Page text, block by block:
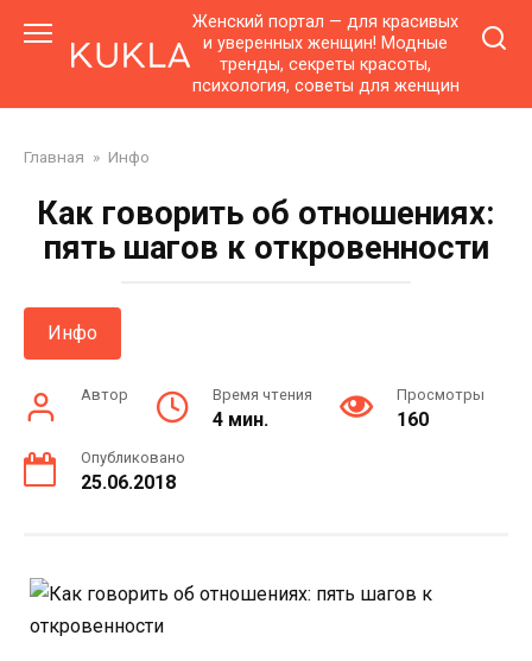
контенту
Женский портал — для красивых
и уверенных женщин! Модные
тренды, секреты красоты,
психология, советы для женщин
Главная » Инфо
Как говорить об отношениях:
пять шагов к откровенности
Инфо
Автор Время чтения
4 мин.
Просмотры
160
Опубликовано
25.06.2018